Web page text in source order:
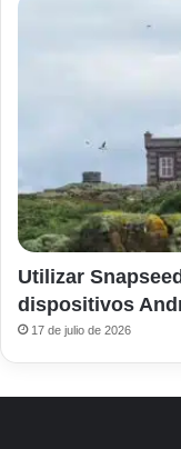
Utilizar
dispositivos
17 de julio de 2026